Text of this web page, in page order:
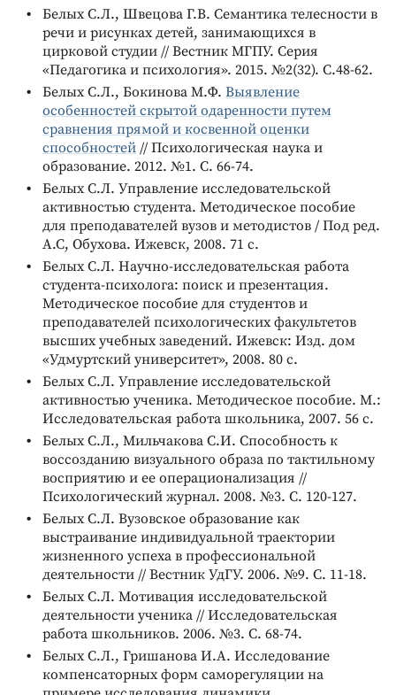
Белых С.Л., Швецова Г.В. Семантика телесности в
речи и рисунках детей, занимающихся в
цирковой студии // Вестник МГПУ. Серия
«Педагогика и психология». 2015. №2(32). С.48-62.
Белых С.Л., Бокинова М.Ф. Выявление
особенностей скрытой одаренности путем
сравнения прямой и косвенной оценки
способностей // Психологическая наука и
образование. 2012. №1. С. 66-74.
Белых С.Л. Управление исследовательской
активностью студента. Методическое пособие
для преподавателей вузов и методистов / Под ред.
А.С, Обухова. Ижевск, 2008. 71 с.
Белых С.Л. Научно-исследовательская работа
студента-психолога: поиск и презентация.
Методическое пособие для студентов и
преподавателей психологических факультетов
высших учебных заведений. Ижевск: Изд. дом
«Удмуртский университет», 2008. 80 с.
Белых С.Л. Управление исследовательской
активностью ученика. Методическое пособие. М.:
Исследовательская работа школьника, 2007. 56 с.
Белых С.Л., Мильчакова С.И. Способность к
воссозданию визуального образа по тактильному
восприятию и ее операционализация //
Психологический журнал. 2008. №3. С. 120-127.
Белых С.Л. Вузовское образование как
выстраивание индивидуальной траектории
жизненного успеха в профессиональной
деятельности // Вестник УдГУ. 2006. №9. С. 11-18.
Белых С.Л. Мотивация исследовательской
деятельности ученика // Исследовательская
работа школьников. 2006. №3. С. 68-74.
Белых С.Л., Гришанова И.А. Исследование
компенсаторных форм саморегуляции на